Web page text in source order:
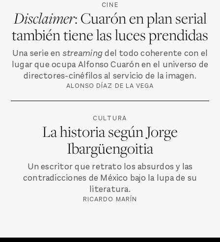
CINE
Disclaimer: Cuarón en plan serial
también tiene las luces prendidas
Una serie en streamingdel todo coherente con el
lugar que ocupa Alfonso Cuarón en el universo de
directores-cinéfilos al servicio de la imagen.
ALONSO DÍAZ DE LA VEGA
CULTURA
La historia según Jorge
Ibargüengoitia
Un escritor que retrato los absurdos y las
contradicciones de México bajo la lupa de su
literatura.
RICARDO MARÍN